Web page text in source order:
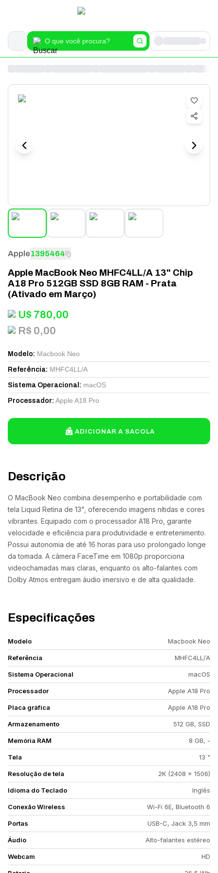
Descrição
O MacBook Neo combina desempenho e portabilidade com
tela Liquid Retina de 13", oferecendo imagens nítidas e cores
vibrantes. Equipado com o processador A18 Pro, garante
velocidade e eficiência para produtividade e entretenimento.
Possui autonomia de até 16 horas para uso prolongado longe
da tomada. A câmera FaceTime em 1080p proporciona
videochamadas mais claras, enquanto os alto-falantes com
Dolby Atmos entregam áudio imersivo e de alta qualidade.
Especificações
Modelo Macbook Neo
Referência MHFC4LL/A
Sistema Operacional macOS
Processador Apple A18 Pro
Placa gráfica Apple A18 Pro
Armazenamento 512 GB, SSD
Memória RAM 8 GB, -
Tela 13 "
Resolução de tela 2K (2408 x 1506)
Idioma do Teclado Inglês
Conexão Wireless Wi-Fi 6E, Bluetooth 6
Portas USB-C, Jack 3,5 mm
Áudio Alto-falantes estéreo
Webcam HD
Apple1395464
Apple MacBook Neo MHFC4LL/A 13" Chip
A18 Pro 512GB SSD 8GB RAM - Prata
(Ativado em Março)
U$ 780,00
R$ 0,00
Modelo: Macbook Neo
Referência: MHFC4LL/A
Sistema Operacional : macOS
Processador: Apple A18 Pro
ADICIONAR A SACOLA